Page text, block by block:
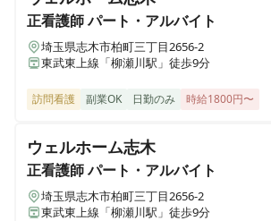
正看護師パート・アルバイト
埼玉県志木市柏町三丁目2656-2
東武東上線「柳瀬川駅」徒歩9分
訪問看護 副業OK 日勤のみ 時給1800円〜
ウェルホーム志木
正看護師パート・アルバイト
埼玉県志木市柏町三丁目2656-2
東武東上線「柳瀬川駅」徒歩9分